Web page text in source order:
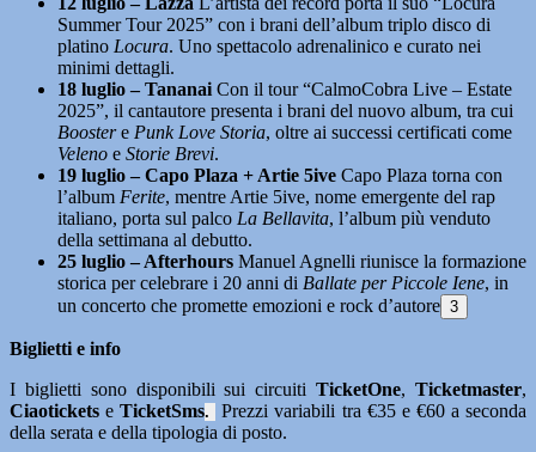
Summer Tour 2025” con i brani dell’album triplo disco di
platino Locura. Uno spettacolo adrenalinico e curato nei
minimi dettagli.
18 luglio – Tananai Con il tour “CalmoCobra Live – Estate
2025”, il cantautore presenta i brani del nuovo album, tra cui
Boostere Punk Love Storia, oltre ai successi certificati come
Veleno e Storie Brevi.
19 luglio – Capo Plaza + Artie 5ive Capo Plaza torna con
l’album Ferite, mentre Artie 5ive, nome emergente del rap
italiano, porta sul palco La Bellavita, l’album più venduto
della settimana al debutto.
25 luglio – Afterhours Manuel Agnelli riunisce la formazione
storica per celebrare i 20 anni di Ballate per Piccole Iene, in
un concerto che promette emozioni e rock d’autore 3
Biglietti e info
I biglietti sono disponibili sui circuitiTicketOne,Ticketmaster,
Ciaotickets eTicketSms.
Prezzi variabili tra €35 e €60 a seconda
della serata e della tipologia di posto.